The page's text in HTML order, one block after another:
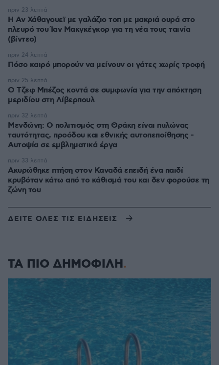
Η Αν Χάθαγουεϊ με γαλάζιο τοπ με μακριά ουρά στο
πλευρό του Ίαν Μακγκέγκορ για τη νέα τους ταινία
(βίντεο)
πριν 23 λεπτά
Πόσο καιρό μπορούν να μείνουν οι γάτες χωρίς τροφή
πριν 24 λεπτά
Ο Τζεφ Μπέζος κοντά σε συμφωνία για την απόκτηση
μεριδίου στη Λίβερπουλ
πριν 25 λεπτά
Μενδώνη: Ο πολιτισμός στη Θράκη είναι πυλώνας
ταυτότητας, προόδου και εθνικής αυτοπεποίθησης -
Αυτοψία σε εμβληματικά έργα
πριν 32 λεπτά
Ακυρώθηκε πτήση στον Καναδά επειδή ένα παιδί
κρυβόταν κάτω από το κάθισμά του και δεν φορούσε τη
ζώνη του
πριν 33 λεπτά
ΔΕΙΤΕ ΟΛΕΣ ΤΙΣ ΕΙΔΗΣΕΙΣ
ΤΑ ΠΙΟ ΔΗΜΟΦΙΛΗ